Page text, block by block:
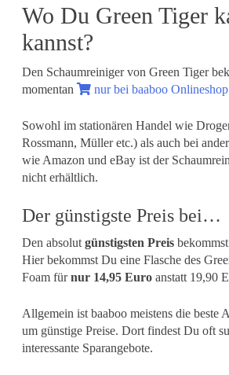
Wo Du Green Tiger
kannst?
Den Schaumreiniger von Green Tiger
momentan
nur bei baaboo Onlineshop
Sowohl im stationären Handel wie
Rossmann, Müller etc.) als auch bei
wie Amazon und eBay ist der
nicht erhältlich.
Der günstigste Preis bei…
Den absolut günstigsten Preis
Hier bekommst Du eine Flasche des
Foam fürnur 14,95 Euroanstatt 19,90
Allgemein ist baaboo meistens die beste
um günstige Preise. Dort findest Du oft
interessante Sparangebote.